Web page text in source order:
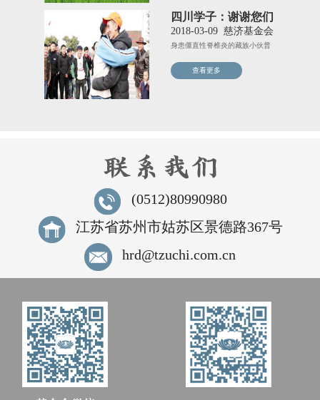
四川学子：谢谢您们
带我遇见崭新的自己
2018-03-09 慈济基金会
身患僵直性脊椎炎的藏族小伙普
查看更多
(0512)80990980
江苏省苏州市姑苏区景德路367号
hrd@tzuchi.com.cn